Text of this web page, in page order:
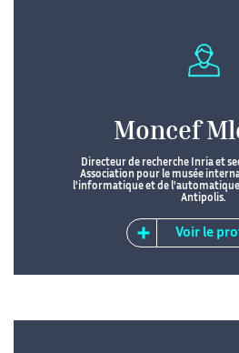
Moncef
Directeur de recherche Inria et
Association pour le musée
l'informatique et de l'automatique
Antipolis.
Voir le